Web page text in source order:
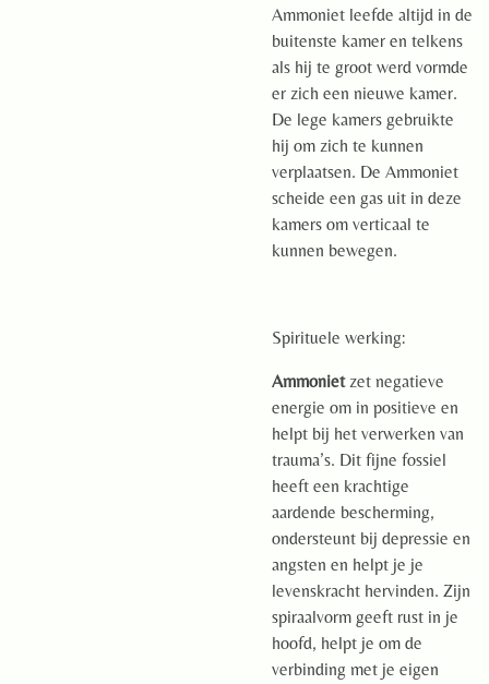
Ammoniet leefde altijd in de
buitenste kamer en telkens
als hij te groot werd vormde
er zich een nieuwe kamer.
De lege kamers gebruikte
hij om zich te kunnen
verplaatsen. De Ammoniet
scheide een gas uit in deze
kamers om verticaal te
kunnen bewegen.
Spirituele werking:
Ammonietzet negatieve
energie om in positieve en
helpt bij het verwerken van
trauma’s. Dit fijne fossiel
heeft een krachtige
aardende bescherming,
ondersteunt bij depressie en
angsten en helpt je je
levenskracht hervinden. Zijn
spiraalvorm geeft rust in je
hoofd, helpt je om de
verbinding met je eigen